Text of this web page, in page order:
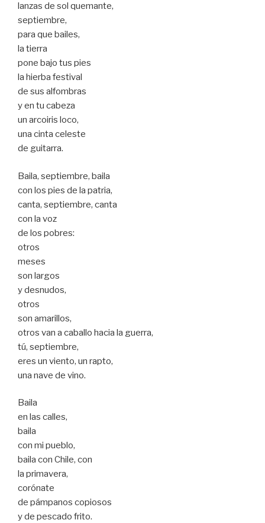
lanzas de sol quemante,
septiembre,
para que bailes,
la tierra
pone bajo tus pies
la hierba festival
de sus alfombras
y en tu cabeza
un arcoiris loco,
una cinta celeste
de guitarra.
Baila, septiembre, baila
con los pies de la patria,
canta, septiembre, canta
con la voz
de los pobres:
otros
meses
son largos
y desnudos,
otros
son amarillos,
otros van a caballo hacia la guerra,
tú, septiembre,
eres un viento, un rapto,
una nave de vino.
Baila
en las calles,
baila
con mi pueblo,
baila con Chile, con
la primavera,
corónate
de pámpanos copiosos
y de pescado frito.